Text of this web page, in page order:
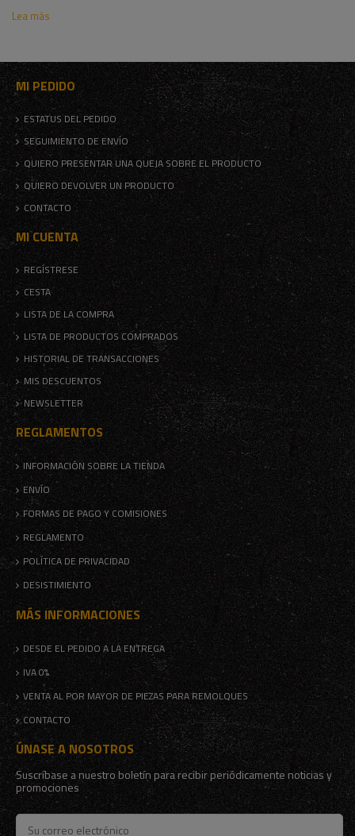
Lea más
MI PEDIDO
ESTATUS DEL PEDIDO
SEGUIMIENTO DE ENVÍO
QUIERO PRESENTAR UNA QUEJA SOBRE EL PRODUCTO
QUIERO DEVOLVER UN PRODUCTO
CONTACTO
MI CUENTA
REGÍSTRESE
CESTA
LISTA DE LA COMPRA
LISTA DE PRODUCTOS COMPRADOS
HISTORIAL DE TRANSACCIONES
MIS DESCUENTOS
NEWSLETTER
REGLAMENTOS
INFORMACIÓN SOBRE LA TIENDA
ENVÍO
FORMAS DE PAGO Y COMISIONES
REGLAMENTO
POLÍTICA DE PRIVACIDAD
DESISTIMIENTO
MÁS INFORMACIONES
DESDE EL PEDIDO A LA ENTREGA
IVA 0%
VENTA AL POR MAYOR DE PIEZAS PARA REMOLQUES
CONTACTO
ÚNASE A NOSOTROS
Suscríbase a nuestro boletín para recibir periódicamente noticias y
promociones